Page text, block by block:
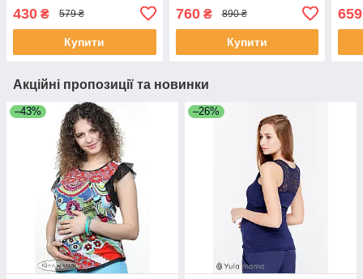
430 ₴ 579 ₴
Купити
760₴ 890 ₴
Купити
659
Акційні пропозиції та новинки
–43% –26%